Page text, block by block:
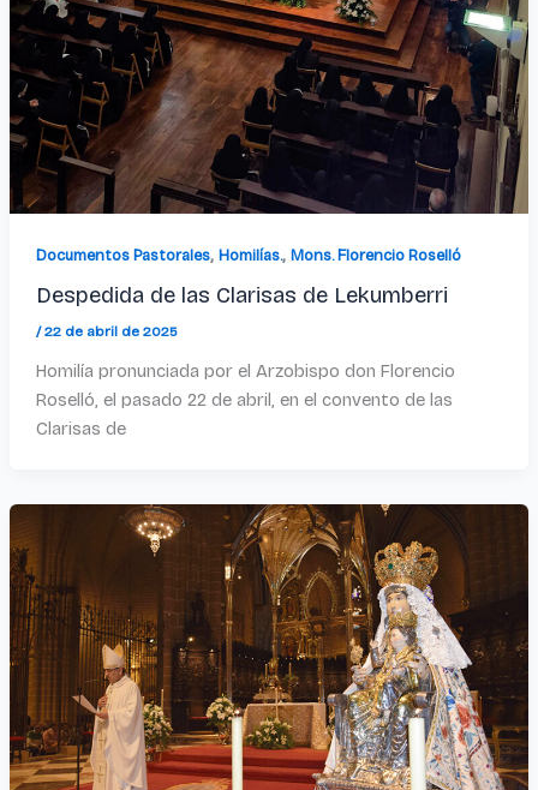
Documentos Pastorales, Homilías., Mons. Florencio Roselló
Despedida de las Clarisas de Lekumberri
/22 de abril de 2025
Homilía pronunciada por el Arzobispo don Florencio
Roselló, el pasado 22 de abril, en el convento de las
Clarisas de